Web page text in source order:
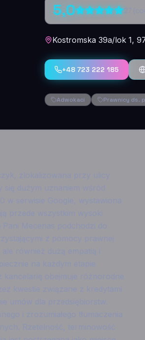
5,0
Kostromska 39a/lok 1,
+48 723 222 185
Adwokaci Prawnicy ds.